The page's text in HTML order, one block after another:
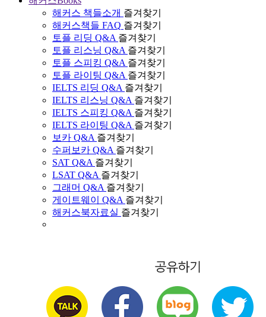
해커스 책들소개 즐겨찾기
해커스책들 FAQ 즐겨찾기
토플 리딩 Q&A 즐겨찾기
토플 리스닝 Q&A 즐겨찾기
토플 스피킹 Q&A 즐겨찾기
토플 라이팅 Q&A 즐겨찾기
IELTS 리딩 Q&A 즐겨찾기
IELTS 리스닝 Q&A 즐겨찾기
IELTS 스피킹 Q&A 즐겨찾기
IELTS 라이팅 Q&A 즐겨찾기
보카 Q&A 즐겨찾기
수퍼보카 Q&A 즐겨찾기
SAT Q&A 즐겨찾기
LSAT Q&A 즐겨찾기
그래머 Q&A 즐겨찾기
게이트웨이 Q&A 즐겨찾기
해커스북자료실 즐겨찾기